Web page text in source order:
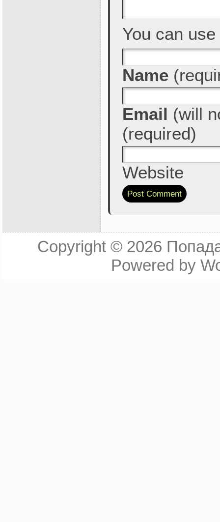
You can use
Name
Email (will
(required)
Website
Copyright © 2026
Powered by